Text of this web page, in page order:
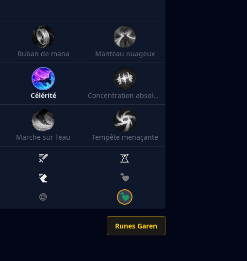
Ruban de mana Manteau nuageux
Célérité Concentration absolue
Marche sur l'eau Tempête menaçante
Runes Garen